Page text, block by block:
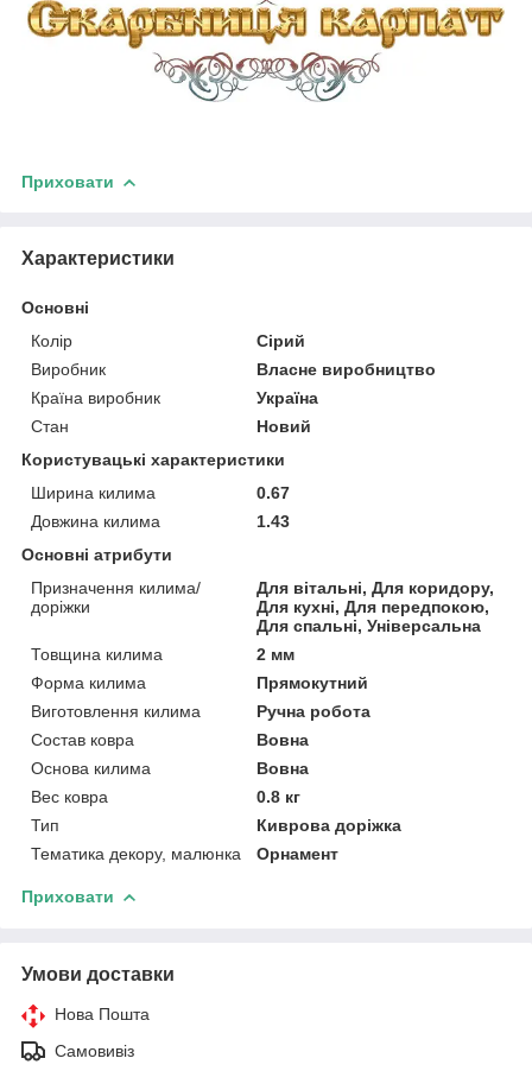
Приховати
Характеристики
Основні
Колір
Сірий
Виробник
Власне виробництво
Країна виробник
Україна
Стан
Новий
Користувацькі характеристики
Ширина килима
0.67
Довжина килима
1.43
Основні атрибути
Призначення килима/
доріжки
Для вітальні, Для коридору,
Для кухні, Для передпокою,
Для спальні, Універсальна
Товщина килима
2 мм
Форма килима
Прямокутний
Виготовлення килима
Ручна робота
Состав ковра
Вовна
Основа килима
Вовна
Вес ковра
0.8 кг
Тип
Киврова доріжка
Тематика декору, малюнка
Орнамент
Приховати
Умови доставки
Нова Пошта
Самовивіз